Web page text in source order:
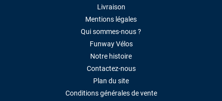
Livraison
Mentions légales
Qui sommes-nous ?
Funway Vélos
Notre histoire
Contactez-nous
Plan du site
Conditions générales de vente